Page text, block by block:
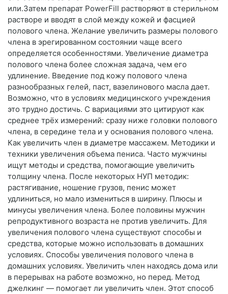
или.Затем препарат PowerFill растворяют в стерильном
растворе и вводят в слой между кожей и фасцией
полового члена. Желание увеличить размеры полового
члена в эрегированном состоянии чаще всего
определяется особенностями. Увеличение диаметра
полового члена более сложная задача, чем его
удлинение. Введение под кожу полового члена
разнообразных гелей, паст, вазелинового масла дает.
Возможно, что в условиях медицинского учреждения
это трудно достичь. С вариациями это цитируют как
среднее трёх измерений: сразу ниже головки полового
члена, в середине тела и у основания полового члена.
Как увеличить член в диаметре массажем. Методики и
техники увеличения объема пениса. Часто мужчины
ищут методы и средства, помогающие увеличить
толщину члена. После некоторых НУП методик:
растягивание, ношение грузов, пенис может
удлиниться, но мало измениться в ширину. Плюсы и
минусы увеличения члена. Более половины мужчин
репродуктивного возраста не против увеличить. Для
увеличения полового члена существуют способы и
средства, которые можно использовать в домашних
условиях. Способы увеличения полового члена в
домашних условиях. Увеличить член находясь дома или
в перерывах на работе возможно, но перед. Метод
джелкинг — помогает ли увеличить член. Этот способ